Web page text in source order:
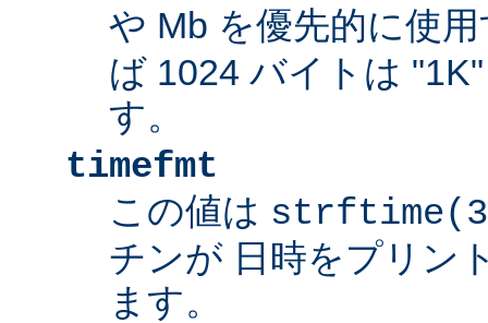
や Mb を優先的に使
ば 1024 バイトは
す。
timefmt
この値は
チンが 日時をプリン
ます。